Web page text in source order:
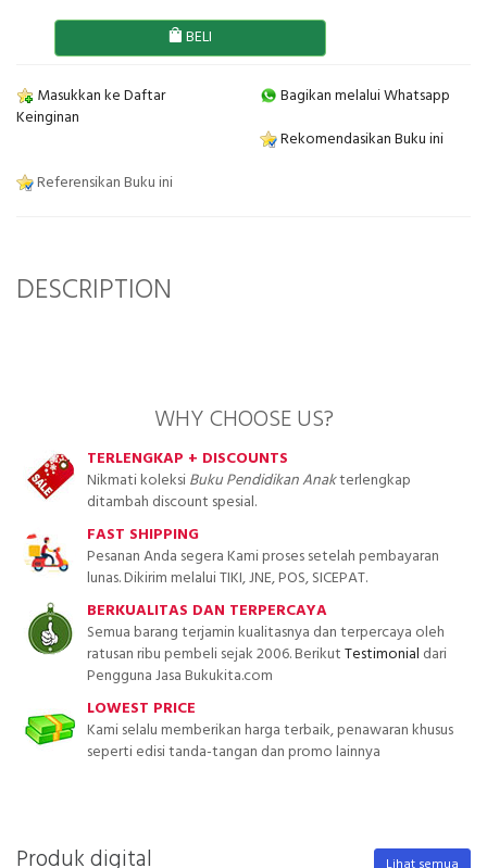
BELI
Masukkan ke Daftar
Keinginan
Bagikan melalui Whatsapp
Rekomendasikan Buku ini
Referensikan Buku ini
DESCRIPTION
WHY CHOOSE US?
TERLENGKAP + DISCOUNTS
Nikmati koleksiBuku Pendidikan Anakterlengkap
ditambah discount spesial.
FAST SHIPPING
Pesanan Anda segera Kami proses setelah pembayaran
lunas. Dikirim melalui TIKI, JNE, POS, SICEPAT.
BERKUALITAS DAN TERPERCAYA
Semua barang terjamin kualitasnya dan terpercaya oleh
ratusan ribu pembeli sejak 2006. BerikutTestimonial dari
Pengguna Jasa Bukukita.com
LOWEST PRICE
Kami selalu memberikan harga terbaik, penawaran khusus
seperti edisi tanda-tangan dan promo lainnya
Produk digital